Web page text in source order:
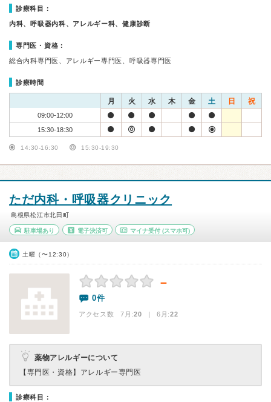
診療科目：
内科、呼吸器内科、アレルギー科、健康診断
専門医・資格：
総合内科専門医、アレルギー専門医、呼吸器専門医
診療時間
月 火 水 木 金 土 日 祝
09:00-12:00
15:30-18:30
14:30-16:30 15:30-19:30
ただ内科・呼吸器クリニック
島根県松江市北田町
駐車場あり 電子決済可 マイナ受付 (スマホ可)
土曜（〜12:30）
－
0件
アクセス数 7月:20 | 6月:22
薬物アレルギーについて
【専門医・資格】 アレルギー専門医
診療科目：